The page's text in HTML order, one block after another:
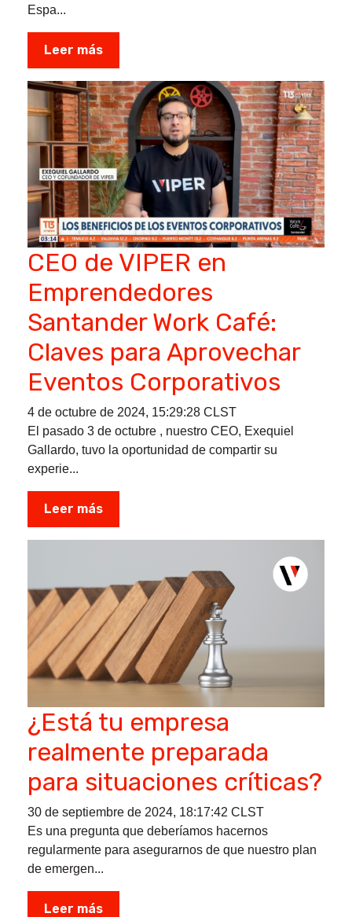
Espa...
Leer más
CEO de VIPER en
Emprendedores
Santander Work Café:
Claves para Aprovechar
Eventos Corporativos
4 de octubre de 2024, 15:29:28 CLST
El pasado 3 de octubre , nuestro CEO, Exequiel
Gallardo, tuvo la oportunidad de compartir su
experie...
Leer más
¿Está tu empresa
realmente preparada
para situaciones críticas?
30 de septiembre de 2024, 18:17:42 CLST
Es una pregunta que deberíamos hacernos
regularmente para asegurarnos de que nuestro plan
de emergen...
Leer más